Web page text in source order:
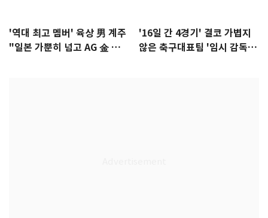
'역대 최고 멤버' 육상 男 계주
"일본 가뿐히 넘고 AG 金 따겠
'16일 간 4경기' 결코 가볍지
않은 축구대표팀 '임시 감독'